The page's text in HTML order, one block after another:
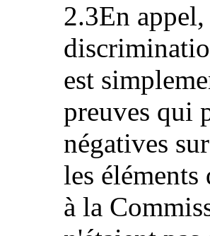
2.3En
est
preuves qui
négatives
les
à la